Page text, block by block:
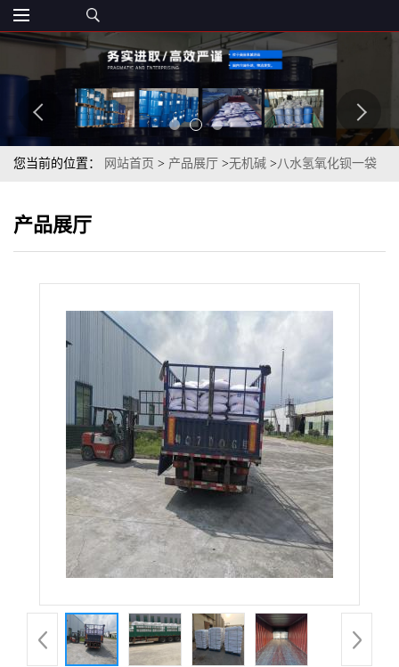
您当前的位置： 网站首页 > 产品展厅 >无机碱 >八水氢氧化钡一袋
产品展厅